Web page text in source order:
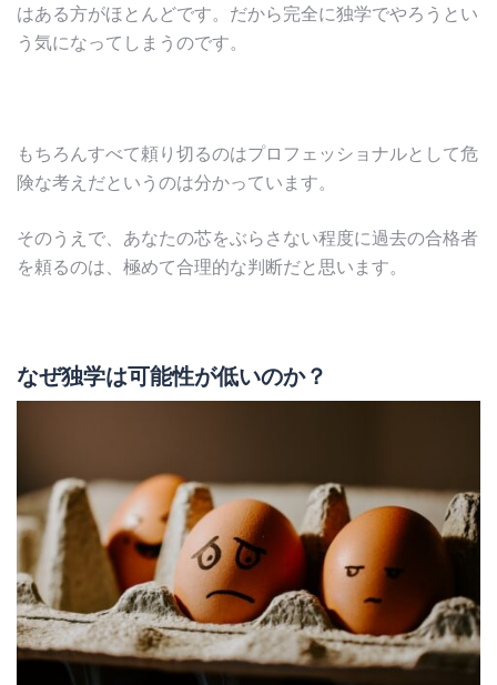
はある方がほとんどです。だから完全に独学でやろうとい
う気になってしまうのです。
もちろんすべて頼り切るのはプロフェッショナルとして危
険な考えだというのは分かっています。
そのうえで、あなたの芯をぶらさない程度に過去の合格者
を頼るのは、極めて合理的な判断だと思います。
なぜ独学は可能性が低いのか？